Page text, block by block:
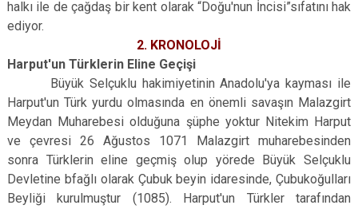
halkı ile de çağdaş bir kent olarak “Doğu'nun İncisi”sıfatını hak
ediyor.
2. KRONOLOJİ
Harput'un Türklerin Eline Geçişi
Büyük Selçuklu hakimiyetinin Anadolu'ya kayması ile
Harput'un Türk yurdu olmasında en önemli savaşın Malazgirt
Meydan Muharebesi olduğuna şüphe yoktur Nitekim Harput
ve çevresi 26 Ağustos 1071 Malazgirt muharebesinden
sonra Türklerin eline geçmiş olup yörede Büyük Selçuklu
Devletine bfağlı olarak Çubuk beyin idaresinde, Çubukoğulları
Beyliği kurulmuştur (1085). Harput'un Türkler tarafından